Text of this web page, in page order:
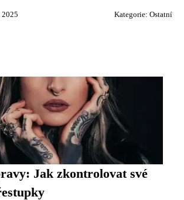
Kategorie: Ostatní
Jak zkontrolovat své